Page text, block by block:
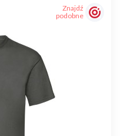
Znajdź
podobne